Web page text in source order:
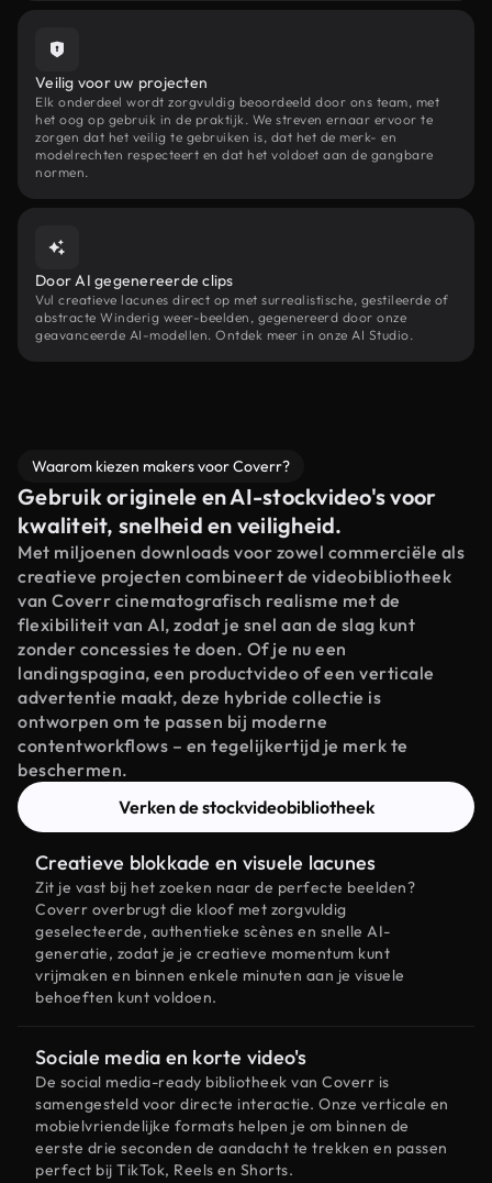
Veilig voor uw projecten
Elk onderdeel wordt zorgvuldig beoordeeld door ons team, met
het oog op gebruik in de praktijk. We streven ernaar ervoor te
zorgen dat het veilig te gebruiken is, dat het de merk- en
modelrechten respecteert en dat het voldoet aan de gangbare
normen.
Door AI gegenereerde clips
Vul creatieve lacunes direct op met surrealistische, gestileerde of
abstracte Winderig weer-beelden, gegenereerd door onze
geavanceerde AI-modellen. Ontdek meer in onze AI Studio.
Waarom kiezen makers voor Coverr?
Gebruik originele en AI-stockvideo's voor
kwaliteit, snelheid en veiligheid.
Met miljoenen downloads voor zowel commerciële als
creatieve projecten combineert de videobibliotheek
van Coverr cinematografisch realisme met de
flexibiliteit van AI, zodat je snel aan de slag kunt
zonder concessies te doen. Of je nu een
landingspagina, een productvideo of een verticale
advertentie maakt, deze hybride collectie is
ontworpen om te passen bij moderne
contentworkflows – en tegelijkertijd je merk te
beschermen.
Verken de stockvideobibliotheek
Creatieve blokkade en visuele lacunes
Zit je vast bij het zoeken naar de perfecte beelden?
Coverr overbrugt die kloof met zorgvuldig
geselecteerde, authentieke scènes en snelle AI-
generatie, zodat je je creatieve momentum kunt
vrijmaken en binnen enkele minuten aan je visuele
behoeften kunt voldoen.
Sociale media en korte video's
De social media-ready bibliotheek van Coverr is
samengesteld voor directe interactie. Onze verticale en
mobielvriendelijke formats helpen je om binnen de
eerste drie seconden de aandacht te trekken en passen
perfect bij TikTok, Reels en Shorts.